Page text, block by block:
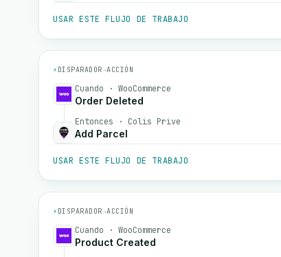
USAR ESTE FLUJO DE TRABAJO
⚡ DISPARADOR→ACCIÓN
Cuando · WooCommerce
Order Deleted
Entonces · Colis Prive
Add Parcel
USAR ESTE FLUJO DE TRABAJO
⚡ DISPARADOR→ACCIÓN
Cuando · WooCommerce
Product Created